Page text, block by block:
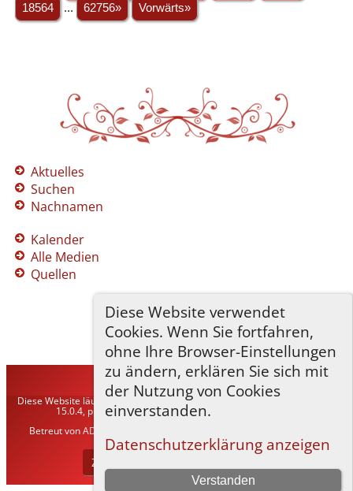
Diese Website verwendet
Cookies. Wenn Sie fortfahren,
ohne Ihre Browser-Einstellungen
zu ändern, erklären Sie sich mit
der Nutzung von Cookies
einverstanden.
Datenschutzerklärung anzeigen
Verstanden
18564
... 62756» Vorwärts»
Aktuelles
Suchen
Nachnamen
Kalender
Alle Medien
Quellen
TNG-ADLER©2026
Diese Website läuft mitThe Next Generation of Genealogy Sitebuilding
15.0.4, programmiert von Darrin Lythgoe © 2001-2026.
Betreut vonADLER Heraldisch-Genealogische Gesellschaft, Wien
Datenschutzerklärung.
Zur Desktop-Webseite wechseln